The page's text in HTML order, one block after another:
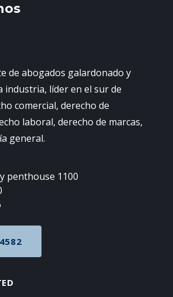
de abogados galardonado y
industria, líder en el sur de
comercial, derecho de
laboral, derecho de marcas,
general.
penthouse 1100
NOW AT